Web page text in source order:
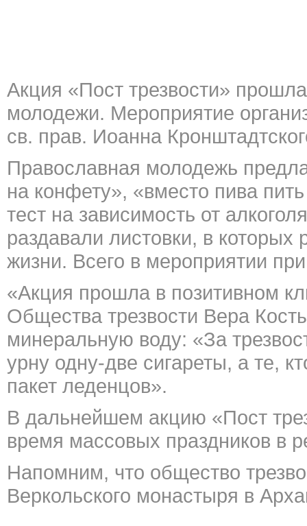
Акция «Пост трезвости»
молодежи. Мероприятие
св. прав. Иоанна
Православная молодежь
на конфету», «вместо пива
тест на зависимость от
раздавали листовки, в
жизни. Всего в мероприятии
«Акция прошла в позитивном
Общества трезвости Вера
минеральную воду: «За
урну одну-две сигареты, а те,
пакет леденцов».
В дальнейшем акцию «Пост
время массовых праздников в
Напомним, что общество
Веркольского монастыря в